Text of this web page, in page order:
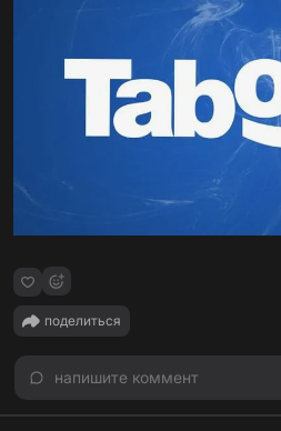
поделиться
напишите коммент